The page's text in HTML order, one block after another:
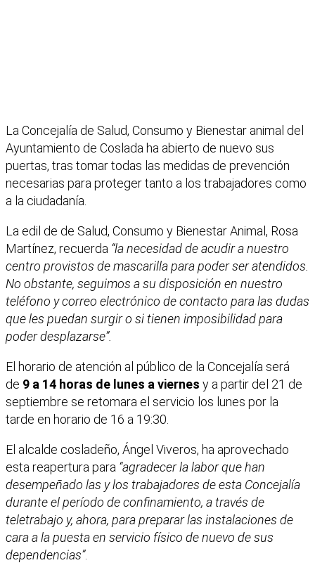
La Concejalía de Salud, Consumo y Bienestar animal del
Ayuntamiento de Coslada ha abierto de nuevo sus
puertas, tras tomar todas las medidas de prevención
necesarias para proteger tanto a los trabajadores como
a la ciudadanía.
La edil de de Salud, Consumo y Bienestar Animal, Rosa
Martínez, recuerda “la necesidad de acudir a nuestro
centro provistos de mascarilla para poder ser atendidos.
No obstante, seguimos a su disposición en nuestro
teléfono y correo electrónico de contacto para las dudas
que les puedan surgir o si tienen imposibilidad para
poder desplazarse”.
El horario de atención al público de la Concejalía será
de 9 a 14 horas de lunes a viernes y a partir del 21 de
septiembre se retomara el servicio los lunes por la
tarde en horario de 16 a 19:30.
El alcalde cosladeño, Ángel Viveros, ha aprovechado
esta reapertura para “agradecer la labor que han
desempeñado las y los trabajadores de esta Concejalía
durante el período de confinamiento, a través de
teletrabajo y, ahora, para preparar las instalaciones de
cara a la puesta en servicio físico de nuevo de sus
dependencias”.